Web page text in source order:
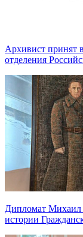
Архивист принят
отделения
Дипломат Михаил
истории